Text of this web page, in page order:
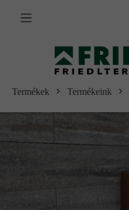
tartalomra
Termékek Termékeink